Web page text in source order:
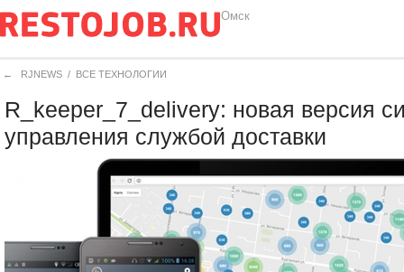
Омск
← RJNEWS / ВСЕ ТЕХНОЛОГИИ
R_keeper_7_delivery: новая версия
управления службой доставки